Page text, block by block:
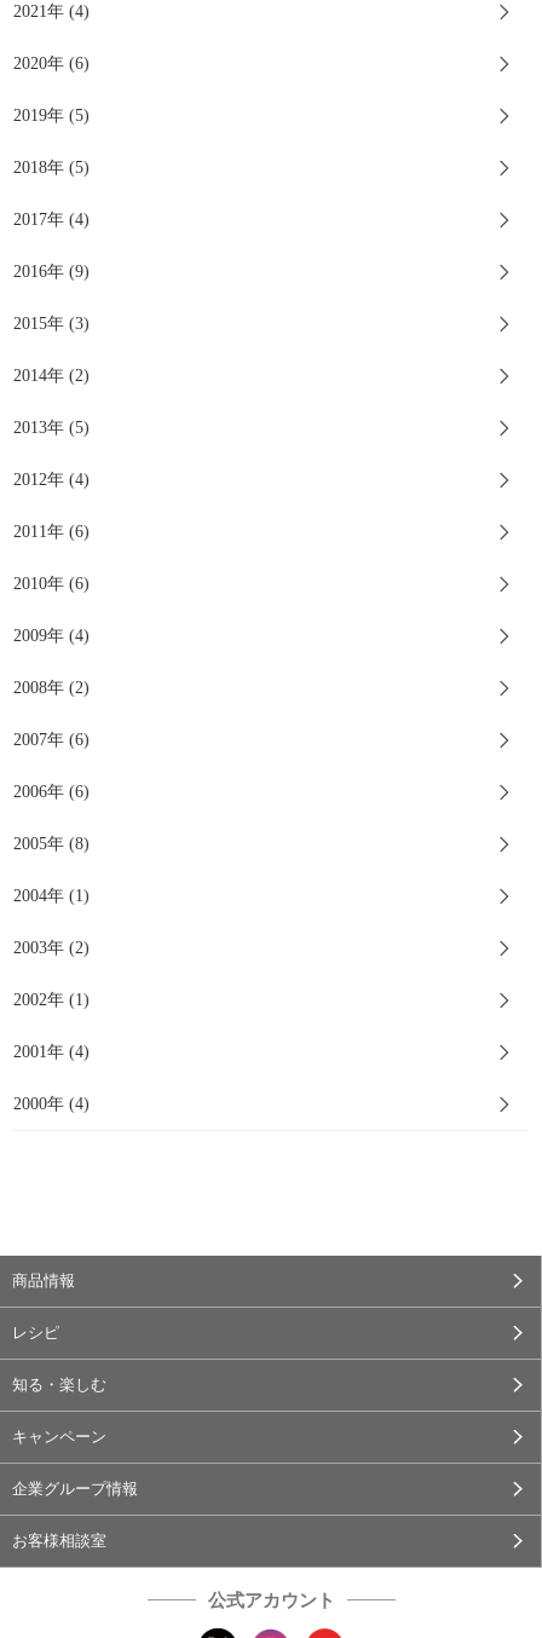
2021年 (4)
2020年 (6)
2019年 (5)
2018年 (5)
2017年 (4)
2016年 (9)
2015年 (3)
2014年 (2)
2013年 (5)
2012年 (4)
2011年 (6)
2010年 (6)
2009年 (4)
2008年 (2)
2007年 (6)
2006年 (6)
2005年 (8)
2004年 (1)
2003年 (2)
2002年 (1)
2001年 (4)
2000年 (4)
商品情報
レシピ
知る・楽しむ
キャンペーン
企業グループ情報
お客様相談室
公式アカウント